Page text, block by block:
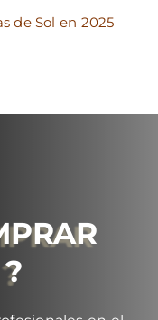
de Sol en 2025
?